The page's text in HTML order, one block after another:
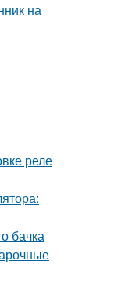
на
реле
бачка